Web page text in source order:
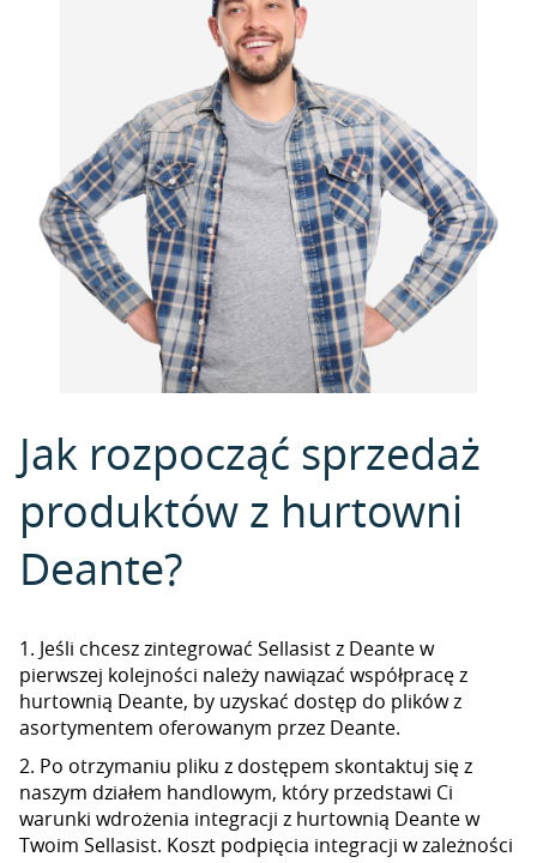
Jak rozpocząć sprzedaż
produktów z hurtowni
Deante?
1. Jeśli chcesz zintegrować Sellasist z Deante w
pierwszej kolejności należy nawiązać współpracę z
hurtownią Deante, by uzyskać dostęp do plików z
asortymentem oferowanym przez Deante.
2. Po otrzymaniu pliku z dostępem skontaktuj się z
naszym działem handlowym, który przedstawi Ci
warunki wdrożenia integracji z hurtownią Deante w
Twoim Sellasist. Koszt podpięcia integracji w zależności